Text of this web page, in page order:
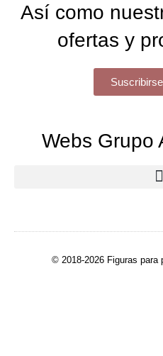
Así como
ofertas y
Webs Grupo
© 2018-2026 Figuras para